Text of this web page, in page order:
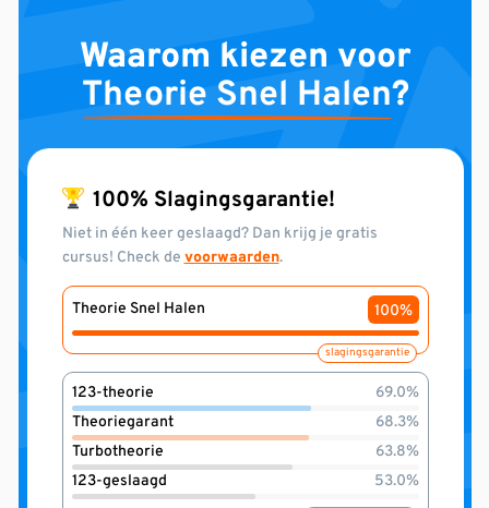
Waarom kiezen voor
Theorie Snel Halen?
100% Slagingsgarantie!
Niet in één keer geslaagd? Dan krijg je gratis
cursus! Check de voorwaarden.
Theorie Snel Halen 100%
slagingsgarantie
123-theorie
69.0%
Theoriegarant
68.3%
Turbotheorie
63.8%
123-geslaagd
53.0%